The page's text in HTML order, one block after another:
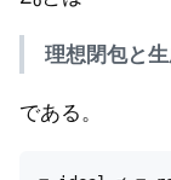
理想閉包と
である。